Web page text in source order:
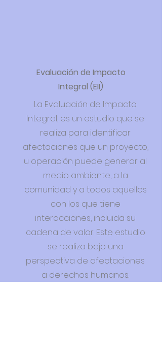
Evaluación de Impacto
Integral (EII)
La Evaluación de Impacto
Integral, es un estudio que se
realiza para identificar
afectaciones que un proyecto,
u operación puede generar al
medio ambiente, a la
comunidad y a todos aquellos
con los que tiene
interacciones, incluida su
cadena de valor. Este estudio
se realiza bajo una
perspectiva de afectaciones
a derechos humanos.